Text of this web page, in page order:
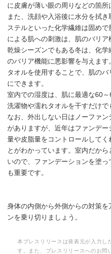
に皮膚が薄い眼の周りなどの箇所
また、洗顔や入浴後に水分を拭
ステルといった化学繊維は固め
による肌への刺激は、肌のバリア
乾燥シーズンでもある冬は、化
のバリア機能に悪影響を与えま
タオルを使用することで、肌の
にできます。
室内での湿度は、肌に最適な60
洗濯物や濡れタオルを干すだけで
なお、外出しない日はノーファ
がありますが、近年はファンデ
量や皮脂量をコントロールしてく
とがわかっています。室内だか
いので、ファンデーションを塗
も重要です。
身体の内側から外側からの対策
ンを乗り切りましょう。
本プレスリリースは発表元が入力し
す。また、プレスリリースへのお問